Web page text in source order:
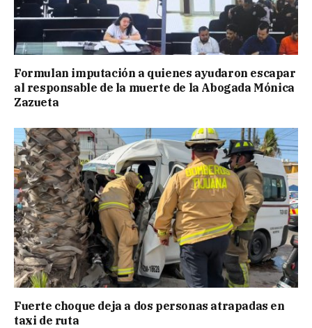
Formulan imputación a quienes ayudaron escapar
al responsable de la muerte de la Abogada Mónica
Zazueta
Fuerte choque deja a dos personas atrapadas en
taxi de ruta